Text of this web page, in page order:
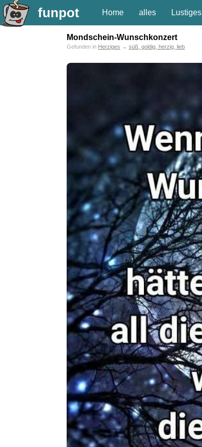
funpot Home alles Lustiges
Mondschein-Wunschkonzert
Gefunden in Herziges → süß, goldig, herzig, lieb